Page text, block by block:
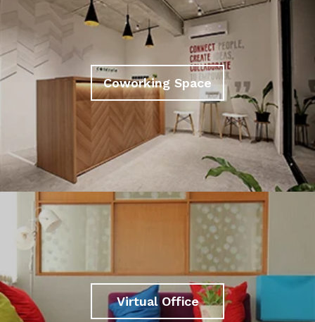
Coworking Space
Virtual Office